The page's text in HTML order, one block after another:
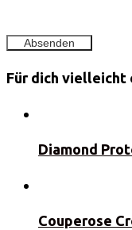
Für dich
Diamond
Couperose